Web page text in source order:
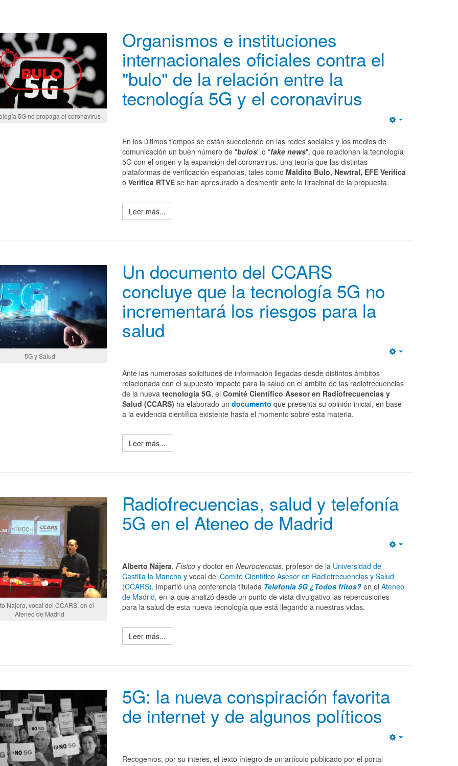
5G no propaga el coronavirus
Organismos e instituciones
internacionales oficiales contra el
"bulo" de la relación entre la
tecnología 5G y el coronavirus
En los últimos tiempos se están sucediendo en las redes sociales y los medios de
comunicación un buen número de "bulos" o "fake news", que relacionan la tecnología
5G con el origen y la expansión del coronavirus, una teoría que las distintas
plataformas de verificación españolas, tales como Maldito Bulo, Newtral, EFE Verifica
o Verifica RTVEse han apresurado a desmentir ante lo irracional de la propuesta.
Leer más...
5G y Salud
Un documento del CCARS
concluye que la tecnología 5G no
incrementará los riesgos para la
salud
Ante las numerosas solicitudes de información llegadas desde distintos ámbitos
relacionada con el supuesto impacto para la salud en el ámbito de las radiofrecuencias
de la nueva tecnología 5G, el Comité Científico Asesor en Radiofrecuencias y
Salud (CCARS) ha elaborado un documento que presenta su opinión inicial, en base
a la evidencia científica existente hasta el momento sobre esta materia.
Leer más...
Najera, vocal del CCARS, en el
Ateneo de Madrid
Radiofrecuencias, salud y telefonía
5G en el Ateneo de Madrid
Alberto Nájera, Físicoy doctor en Neurociencias, profesor de la Universidad de
Castilla la Manchay vocal del Comité Científico Asesor en Radiofrecuencias y Salud
(CCARS), impartió una conferencia titulada Telefonía 5G ¿Todos fritos?en el Ateneo
de Madrid, en la que analizó desde un punto de vista divulgativo las repercusiones
para la salud de esta nueva tecnología que está llegando a nuestras vidas.
Leer más...
5G: la nueva conspiración favorita
de internet y de algunos políticos
Recogemos, por su interes, el texto íntegro de un artículo publicado por el portal